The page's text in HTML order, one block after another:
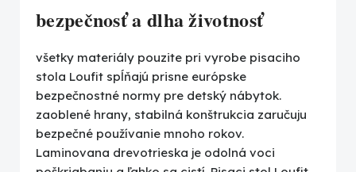
bezpečnosť a dlha životnosť
všetky materiály pouzite pri vyrobe pisaciho
stola Loufit spĺňajú prisne európske
bezpečnostné normy pre detský nábytok.
zaoblené hrany, stabilná konštrukcia zaručuju
bezpečné používanie mnoho rokov.
Laminovana drevotrieska je odolná voci